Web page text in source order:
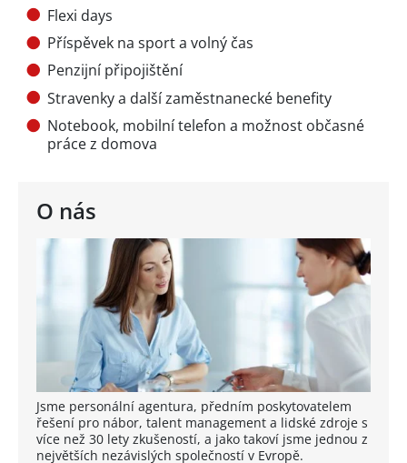
O nás
Jsme personální agentura, předním poskytovatelem
řešení pro nábor, talent management a lidské zdroje s
více než 30 lety zkušeností, a jako takoví jsme jednou z
největších nezávislých společností v Evropě.
Flexi days
Příspěvek na sport a volný čas
Penzijní připojištění
Stravenky a další zaměstnanecké benefity
Notebook, mobilní telefon a možnost občasné
práce z domova